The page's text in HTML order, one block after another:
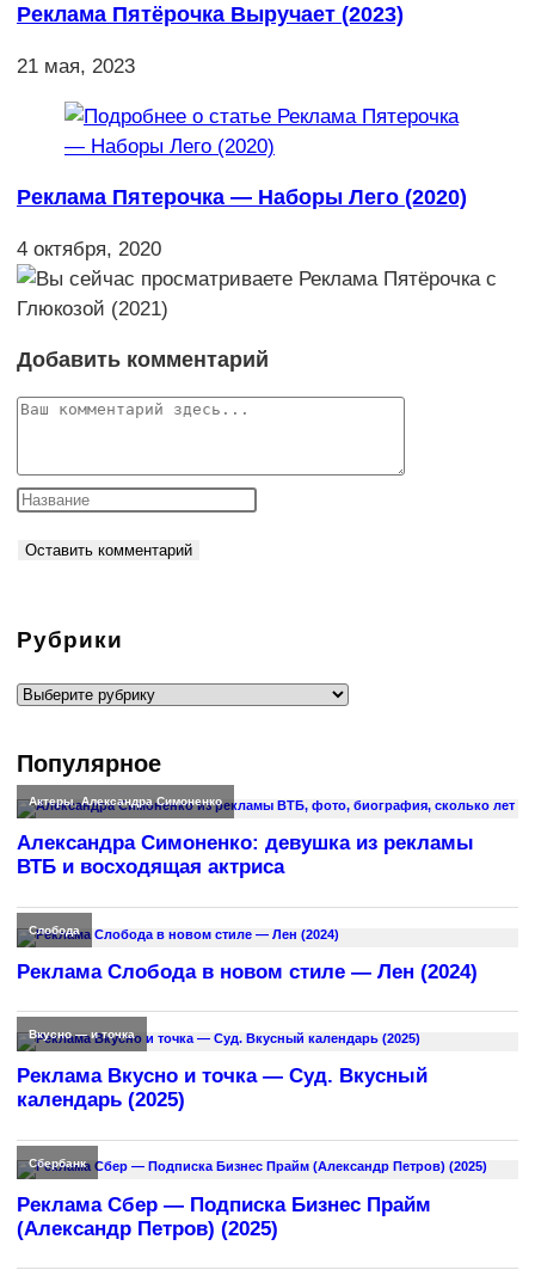
Реклама Пятёрочка Выручает (2023)
21 мая, 2023
Реклама Пятерочка — Наборы Лего (2020)
4 октября, 2020
Добавить комментарий
Комментарий
Рубрики
Рубрики
Популярное
Актеры,Александра Симоненко
Александра Симоненко: девушка из рекламы
ВТБ и восходящая актриса
Слобода
Реклама Слобода в новом стиле — Лен (2024)
Вкусно — и точка
Реклама Вкусно и точка — Суд. Вкусный
календарь (2025)
Сбербанк
Реклама Сбер — Подписка Бизнес Прайм
(Александр Петров) (2025)